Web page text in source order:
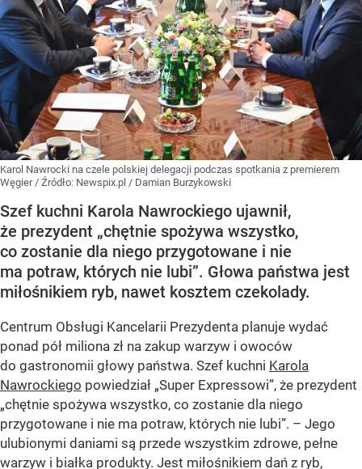
Karol Nawrocki na czele polskiej delegacji podczas spotkania z premierem
Węgier / Źródło: Newspix.pl / Damian Burzykowski
Szef kuchni Karola Nawrockiego ujawnił,
że prezydent „chętnie spożywa wszystko,
co zostanie dla niego przygotowane i nie
ma potraw, których nie lubi”. Głowa państwa jest
miłośnikiem ryb, nawet kosztem czekolady.
Centrum Obsługi Kancelarii Prezydenta planuje wydać
ponad pół miliona zł na zakup warzyw i owoców
do gastronomii głowy państwa. Szef kuchni Karola
Nawrockiego powiedział „Super Expressowi”, że prezydent
„chętnie spożywa wszystko, co zostanie dla niego
przygotowane i nie ma potraw, których nie lubi”. – Jego
ulubionymi daniami są przede wszystkim zdrowe, pełne
warzyw i białka produkty. Jest miłośnikiem dań z ryb,